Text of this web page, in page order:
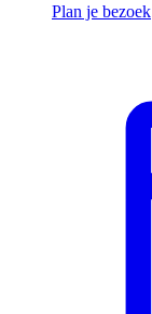
Plan je bezoek